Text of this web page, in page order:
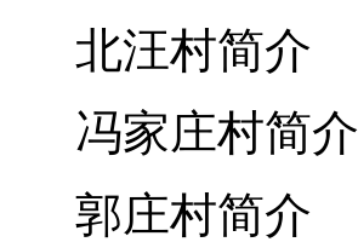
北汪村简介
冯家庄村简介
郭庄村简介